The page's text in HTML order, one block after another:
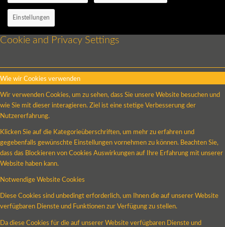
Einstellungen
Cookie and Privacy Settings
Wie wir Cookies verwenden
Wir verwenden Cookies, um zu sehen, dass Sie unsere Website besuchen und
wie Sie mit dieser interagieren. Ziel ist eine stetige Verbesserung der
Nutzererfahrung.
Klicken Sie auf die Kategorieüberschriften, um mehr zu erfahren und
gegebenfalls gewünschte Einstellungen vornehmen zu können. Beachten Sie,
dass das Blockieren von Cookies Auswirkungen auf Ihre Erfahrung mit unserer
Website haben kann.
Notwendige Website Cookies
Diese Cookies sind unbedingt erforderlich, um Ihnen die auf unserer Website
verfügbaren Dienste und Funktionen zur Verfügung zu stellen.
Da diese Cookies für die auf unserer Website verfügbaren Dienste und